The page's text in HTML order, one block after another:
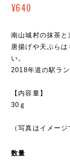
¥640
南山城村の抹茶と
唐揚げや天ぷらは
い。
2018年道の駅ラ
【内容量】
30ｇ
（写真はイメージ
数量